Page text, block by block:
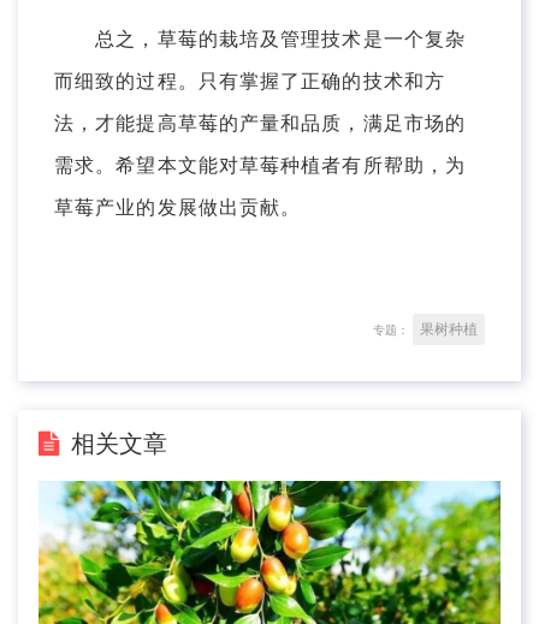
总之，草莓的栽培及管理技术是一个复杂
而细致的过程。只有掌握了正确的技术和方
法，才能提高草莓的产量和品质，满足市场的
需求。希望本文能对草莓种植者有所帮助，为
草莓产业的发展做出贡献。
专题： 果树种植
相关文章